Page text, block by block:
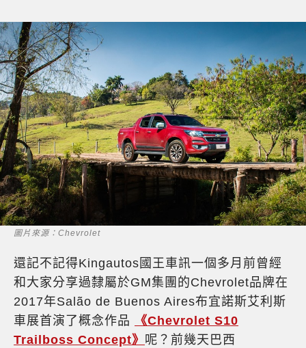
圖片來源：Chevrolet
還記不記得Kingautos國王車訊一個多月前曾經
和大家分享過隸屬於GM集團的Chevrolet品牌在
2017年Salão de Buenos Aires布宜諾斯艾利斯
車展首演了概念作品
《Chevrolet S10
Trailboss Concept》 呢？前幾天巴西